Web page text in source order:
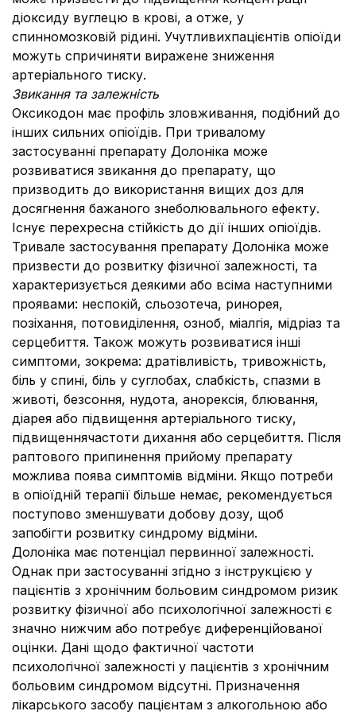
діоксиду вуглецю в крові, а отже, у
спинномозковій рідині. Учутливихпацієнтів опіоїди
можуть спричиняти виражене зниження
артеріального тиску.
Звикання та залежність
Оксикодон має профіль зловживання, подібний до
інших сильних опіоїдів. При тривалому
застосуванні препарату Долоніка може
розвиватися звикання до препарату, що
призводить до використання вищих доз для
досягнення бажаного знеболювального ефекту.
Існує перехресна стійкість до дії інших опіоїдів.
Тривале застосування препарату Долоніка може
призвести до розвитку фізичної залежності, та
характеризується деякими або всіма наступними
проявами: неспокій, сльозотеча, ринорея,
позіхання, потовиділення, озноб, міалгія, мідріаз та
серцебиття. Також можуть розвиватися інші
симптоми, зокрема: дратівливість, тривожність,
біль у спині, біль у суглобах, слабкість, спазми в
животі, безсоння, нудота, анорексія, блювання,
діарея або підвищення артеріального тиску,
підвищеннячастоти дихання або серцебиття. Після
раптового припинення прийому препарату
можлива поява симптомів відміни. Якщо потреби
в опіоїдній терапії більше немає, рекомендується
поступово зменшувати добову дозу, щоб
запобігти розвитку синдрому відміни.
Долоніка має потенціал первинної залежності.
Однак при застосуванні згідно з інструкцією у
пацієнтів з хронічним больовим синдромом ризик
розвитку фізичної або психологічної залежності є
значно нижчим або потребує диференційованої
оцінки. Дані щодо фактичної частоти
психологічної залежності у пацієнтів з хронічним
больовим синдромом відсутні. Призначення
лікарського засобу пацієнтам з алкогольною або